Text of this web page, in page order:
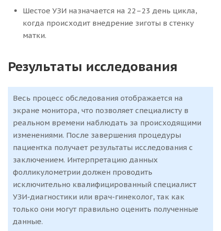
Шестое УЗИ назначается на 22–23 день цикла,
когда происходит внедрение зиготы в стенку
матки.
Результаты исследования
Весь процесс обследования отображается на
экране монитора, что позволяет специалисту в
реальном времени наблюдать за происходящими
изменениями. После завершения процедуры
пациентка получает результаты исследования с
заключением. Интерпретацию данных
фолликулометрии должен проводить
исключительно квалифицированный специалист
УЗИ-диагностики или врач-гинеколог, так как
только они могут правильно оценить полученные
данные.